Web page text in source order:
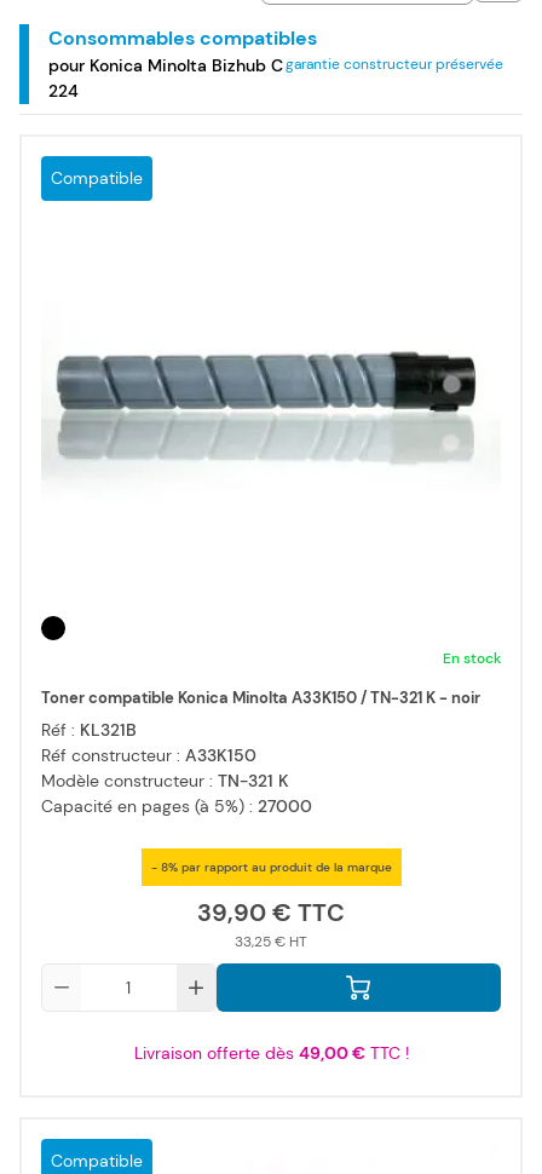
marque Konica Minolta, pour votre imprimante laser
couleur multifonction Konica Minolta Bizhub C 224.
Consommables compatibles
garantie constructeur préservée
pour Konica Minolta Bizhub C
224
Compatible
En stock
Toner compatible Konica Minolta A33K150 / TN-321 K - noir
Réf : KL321B
Réf constructeur : A33K150
Modèle constructeur : TN-321 K
Capacité en pages (à 5%) : 27000
- 8% par rapport au produit de la marque
39,90 €
33,25 €
Livraison offerte dès 49,00 €TTC !
Compatible